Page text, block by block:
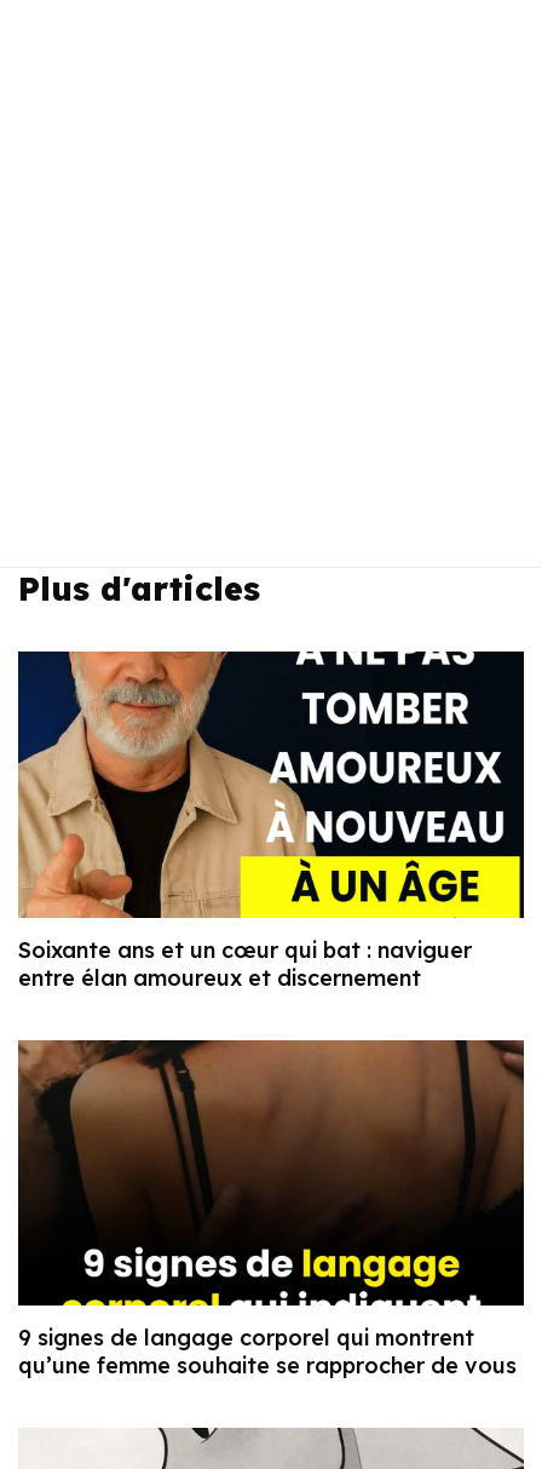
Plus d'articles
Soixante ans et un cœur qui bat : naviguer
entre élan amoureux et discernement
9 signes de langage corporel qui montrent
qu’une femme souhaite se rapprocher de vous